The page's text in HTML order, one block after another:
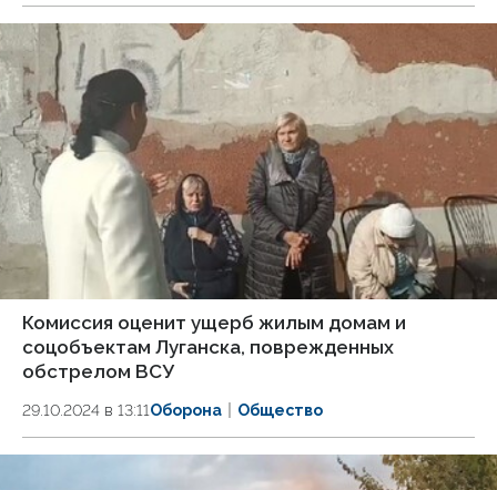
Комиссия оценит ущерб жилым домам и
соцобъектам Луганска, поврежденных
обстрелом ВСУ
29.10.2024 в 13:11Оборона Общество